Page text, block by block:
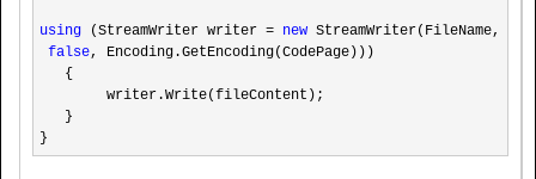
using (StreamWriter writer = new StreamWriter(FileName,
false, Encoding.GetEncoding(CodePage)))
{
writer.Write(fileContent);
}
}